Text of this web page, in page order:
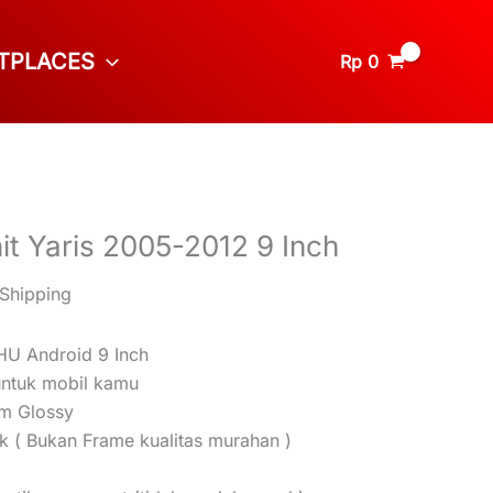
Rp 0
Yaris 2005-2012 9 Inch
Android 9 Inch
mobil kamu
Glossy
( Bukan Frame kualitas murahan )